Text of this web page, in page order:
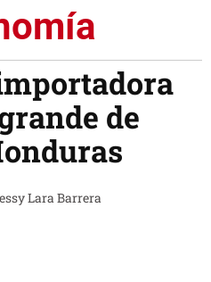
de
Lara Barrera